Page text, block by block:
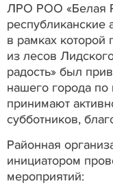
ЛРО РОО «Белая
республиканские
в рамках
из лесов
радость» был
нашего города
принимают
субботников,
Районная
инициатором
мероприятий: